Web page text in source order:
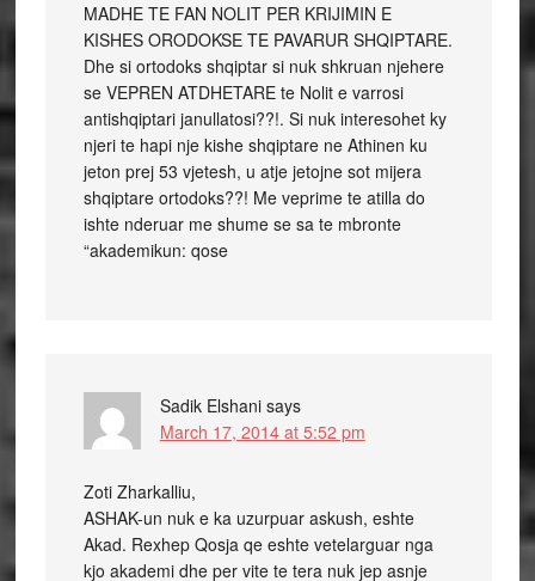
MADHE TE FAN NOLIT PER KRIJIMIN E
KISHES ORODOKSE TE PAVARUR SHQIPTARE.
Dhe si ortodoks shqiptar si nuk shkruan njehere
se VEPREN ATDHETARE te Nolit e varrosi
antishqiptari janullatosi??!. Si nuk interesohet ky
njeri te hapi nje kishe shqiptare ne Athinen ku
jeton prej 53 vjetesh, u atje jetojne sot mijera
shqiptare ortodoks??! Me veprime te atilla do
ishte nderuar me shume se sa te mbronte
“akademikun: qose
Sadik Elshani says
March 17, 2014 at 5:52 pm
Zoti Zharkalliu,
ASHAK-un nuk e ka uzurpuar askush, eshte
Akad. Rexhep Qosja qe eshte vetelarguar nga
kjo akademi dhe per vite te tera nuk jep asnje